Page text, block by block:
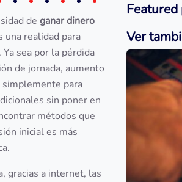
de ganar dinero
una realidad para
sea por la pérdida
de jornada, aumento
para
sin poner en
métodos que
inicial es más
gracias a internet, las
Featured
Ver